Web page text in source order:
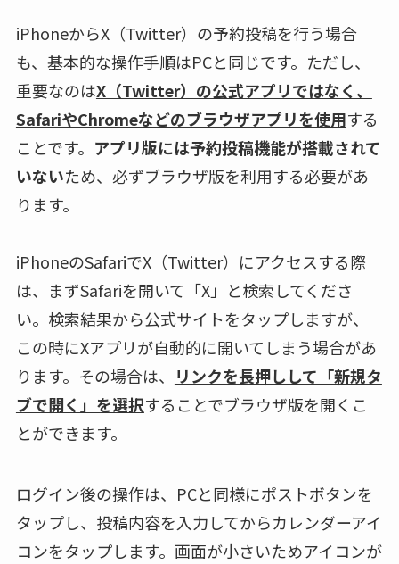
iPhoneからX（Twitter）の予約投稿を行う場合
も、基本的な操作手順はPCと同じです。ただし、
重要なのはX（Twitter）の公式アプリではなく、
SafariやChromeなどのブラウザアプリを使用する
ことです。 アプリ版には予約投稿機能が搭載されて
いないため、必ずブラウザ版を利用する必要があ
ります。
iPhoneのSafariでX（Twitter）にアクセスする際
は、まずSafariを開いて「X」と検索してくださ
い。検索結果から公式サイトをタップしますが、
この時にXアプリが自動的に開いてしまう場合があ
ります。その場合は、 リンクを長押しして「新規タ
ブで開く」を選択することでブラウザ版を開くこ
とができます。
ログイン後の操作は、PCと同様にポストボタンを
タップし、投稿内容を入力してからカレンダーアイ
コンをタップします。画面が小さいためアイコンが